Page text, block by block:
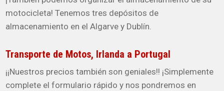
motocicleta! Tenemos tres depósitos de
almacenamiento en el Algarve y Dublín.
Transporte de Motos, Irlanda a Portugal
¡¡Nuestros precios también son geniales!! ¡Simplemente
complete el formulario rápido y nos pondremos en